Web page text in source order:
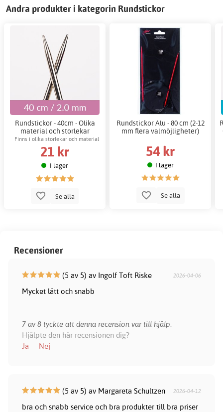
Andra produkter i kategorin Rundstickor
Rundstickor - 40cm - Olika
material och storlekar
Finns i olika storlekar och material
21 kr
I lager
Se alla
Rundstickor Alu - 80 cm (2-12
mm flera valmöjligheter)
54 kr
I lager
Se alla
Recensioner
(5 av 5) av Ingolf Toft Riske 2026-04-06
Mycket lätt och snabb
7 av 8 tyckte att denna recension var till hjälp.
Hjälpte den här recensionen dig?
Ja
Nej
(5 av 5) av Margareta Schultzen 2026-04-12
bra och snabb service och bra produkter till bra priser